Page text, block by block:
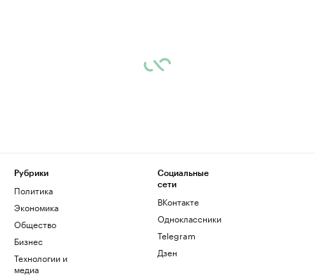
Рубрики
Политика
Экономика
Общество
Бизнес
Технологии и
медиа
Социальные
сети
ВКонтакте
Одноклассники
Telegram
Дзен